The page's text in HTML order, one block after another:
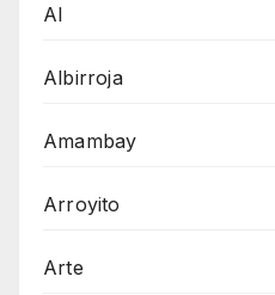
AI
Albirroja
Amambay
Arroyito
Arte